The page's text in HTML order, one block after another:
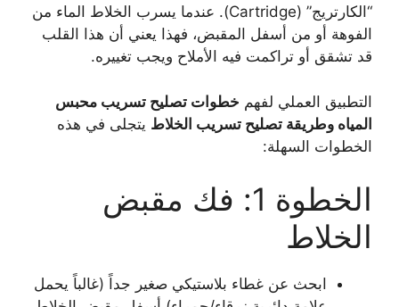
“الكارتريج” (Cartridge). عندما يسرب الخلاط الماء من
الفوهة أو من أسفل المقبض، فهذا يعني أن هذا القلب
قد تشقق أو تراكمت فيه الأملاح ويجب تغييره.
التطبيق العملي لفهم خطوات تصليح تسريب محبس
المياه وطريقة تصليح تسريب الخلاط يتجلى في هذه
الخطوات السهلة:
الخطوة 1: فك مقبض
الخلاط
ابحث عن غطاء بلاستيكي صغير جداً (غالباً يحمل